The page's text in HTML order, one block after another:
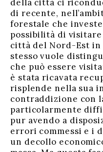
della città ci
di recente,
forestale che
possibilità di
città del Nord-Est in
stesso vuole
che può essere
è stata ricavata
risplende nella sua
contraddizione con
particolarmente
pur avendo a
errori commessi e i
un decollo